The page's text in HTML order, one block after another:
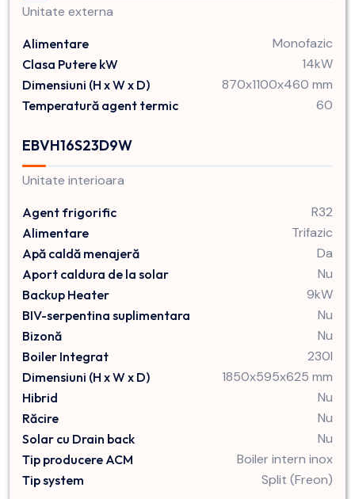
Unitate externa
Alimentare Monofazic
Clasa Putere kW 14kW
Dimensiuni (H x W x D) 870x1100x460 mm
Temperatură agent termic 60
EBVH16S23D9W
Unitate interioara
Agent frigorific R32
Alimentare Trifazic
Apă caldă menajeră Da
Aport caldura de la solar Nu
Backup Heater 9kW
BIV-serpentina suplimentara Nu
Bizonă Nu
Boiler Integrat 230l
Dimensiuni (H x W x D) 1850x595x625 mm
Hibrid Nu
Răcire Nu
Solar cu Drain back Nu
Tip producere ACM Boiler intern inox
Tip system Split (Freon)